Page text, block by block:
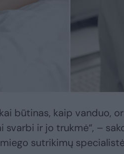
būtinas, kaip vanduo,
svarbi ir jo trukmė“, –
sutrikimų